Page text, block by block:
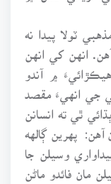
ٽولا پيدا نه
انهن کي انهن
۾ آندو
جي انهيءَ مقصد
ٿي ته انسانن
پهرين ڳالهه
وسيلن جا
مان فائدو ماڻن